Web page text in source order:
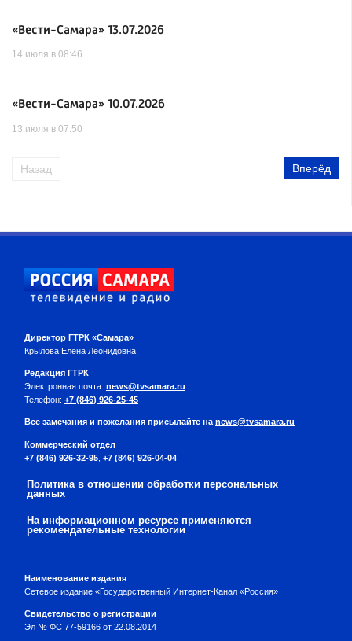
«Вести-Самара» 13.07.2026
14 июля в 08:46
«Вести-Самара» 10.07.2026
13 июля в 07:50
Назад Вперёд
Директор ГТРК «Самара»
Крылова Елена Леонидовна
Редакция ГТРК
Электронная почта: news@tvsamara.ru
Телефон: +7 (846) 926-25-45
Все замечания и пожелания присылайте на news@tvsamara.ru
Коммерческий отдел
+7 (846) 926-32-95 +7 (846) 926-04-04
Политика в отношении обработки персональных
данных
На информационном ресурсе применяются
рекомендательные технологии
Наименование издания
Сетевое издание «Государственный Интернет-Канал «Россия»
Свидетельство о регистрации
Эл № ФС 77-59166 от 22.08.2014